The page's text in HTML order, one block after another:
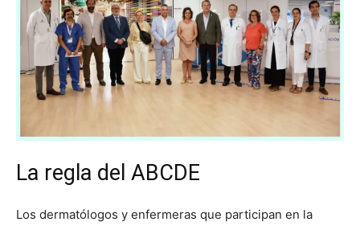
La regla del ABCDE
Los dermatólogos y enfermeras que participan en la